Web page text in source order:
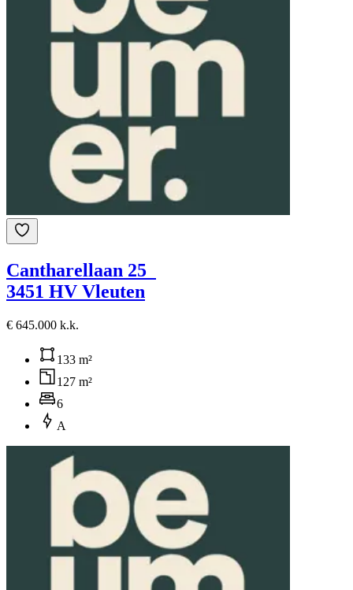
Cantharellaan 25
3451 HV Vleuten
€ 645.000 k.k.
133 m²
127 m²
6
A